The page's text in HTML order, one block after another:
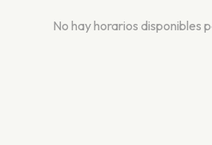
No hay horarios disponibles